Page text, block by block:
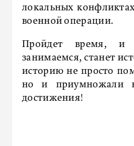
локальных
военной операции.
Пройдет время,
занимаемся, станет
историю не просто
но и приумножали
достижения!